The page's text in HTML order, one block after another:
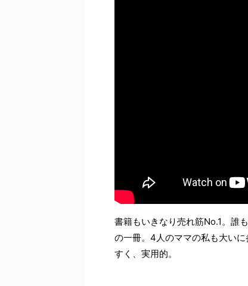
書籍もいきなり売れ筋No.1。誰
の一冊。4人のママの私も大い
すく、実用的。